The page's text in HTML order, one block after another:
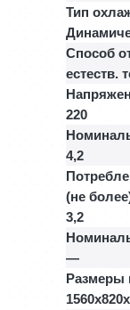
Тип
Способ
естеств.
220
4,2
(не
3,2
—
Размеры